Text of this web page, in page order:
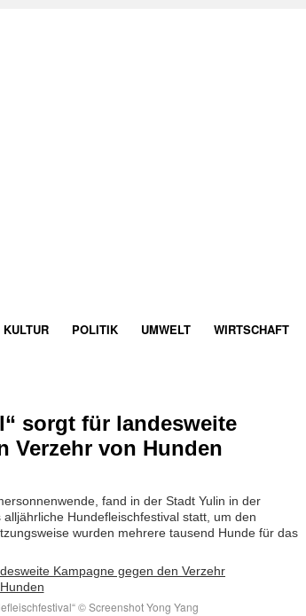
KULTUR POLITIK UMWELT WIRTSCHAFT
sorgt für landesweite
Verzehr von Hunden
fand in der Stadt Yulin in der
alljährliche Hundefleischfestival statt, um den
wurden mehrere tausend Hunde für das
© Screenshot Yong Yang